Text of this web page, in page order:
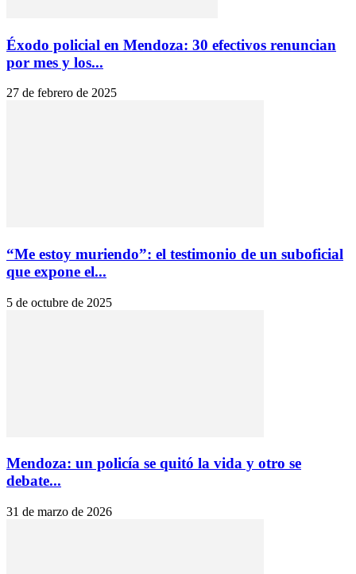
Éxodo policial en Mendoza: 30 efectivos renuncian
por mes y los...
27 de febrero de 2025
“Me estoy muriendo”: el testimonio de un suboficial
que expone el...
5 de octubre de 2025
Mendoza: un policía se quitó la vida y otro se
debate...
31 de marzo de 2026